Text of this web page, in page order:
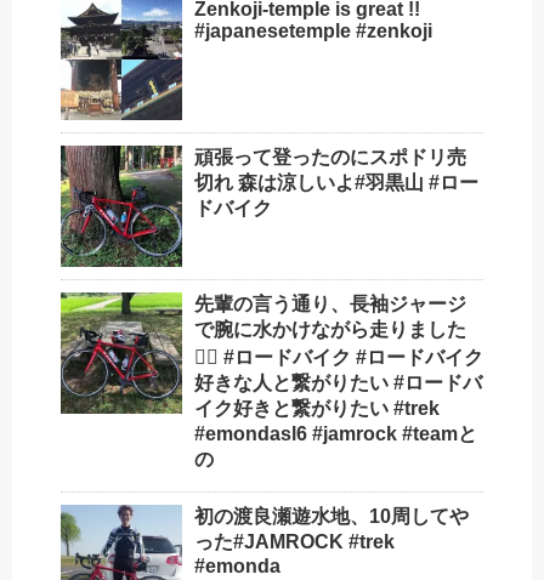
Zenkoji-temple is great !!
#japanesetemple #zenkoji
頑張って登ったのにスポドリ売
切れ 森は涼しいよ#羽黒山 #ロー
ドバイク
先輩の言う通り、長袖ジャージ
で腕に水かけながら走りました
🚴‍♂️ #ロードバイク #ロードバイク
好きな人と繋がりたい #ロードバ
イク好きと繋がりたい #trek
#emondasl6 #jamrock #teamと
の
初の渡良瀬遊水地、10周してや
った#JAMROCK #trek
#emonda